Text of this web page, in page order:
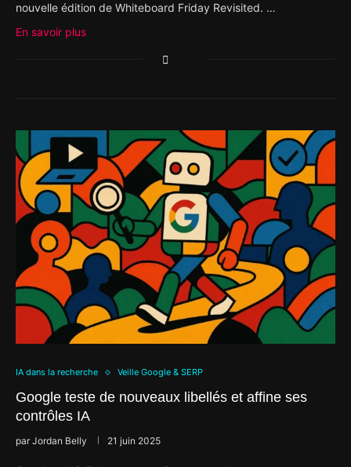
nouvelle édition de Whiteboard Friday Revisited. …
En savoir plus
IA dans la recherche Veille Google & SERP
Google teste de nouveaux libellés et affine ses
contrôles IA
parJordan Belly 21 juin 2025